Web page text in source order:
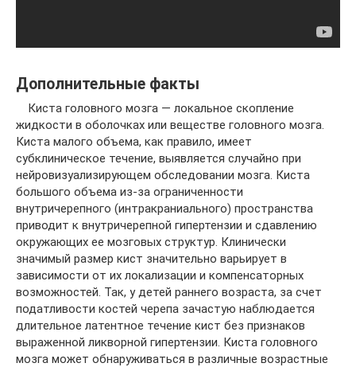
Дополнительные факты
Киста головного мозга — локальное скопление
жидкости в оболочках или веществе головного мозга.
Киста малого объема, как правило, имеет
субклиническое течение, выявляется случайно при
нейровизуализирующем обследовании мозга. Киста
большого объема из-за ограниченности
внутричерепного (интракраниального) пространства
приводит к внутричерепной гипертензии и сдавлению
окружающих ее мозговых структур. Клинически
значимый размер кист значительно варьирует в
зависимости от их локализации и компенсаторных
возможностей. Так, у детей раннего возраста, за счет
податливости костей черепа зачастую наблюдается
длительное латентное течение кист без признаков
выраженной ликворной гипертензии. Киста головного
мозга может обнаруживаться в различные возрастные